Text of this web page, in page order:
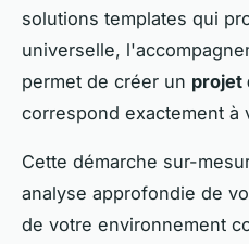
solutions templates qui
universelle,
permet de créer un projet
correspond exactement à
Cette démarche sur-
analyse approfondie de
de votre environnement